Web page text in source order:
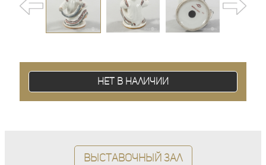
Нет в наличии
Выставочный зал